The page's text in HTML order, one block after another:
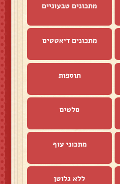
מתכונים טבעוניים
מתכונים דיאטטים
תוספות
סלטים
מתכוני עוף
ללא גלוטן